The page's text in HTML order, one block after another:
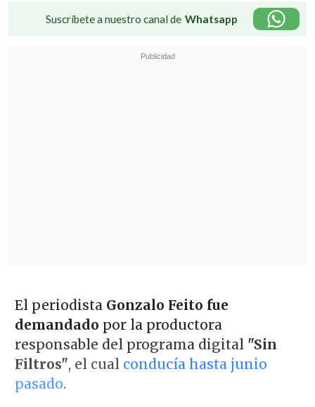
Suscríbete a nuestro canal de Whatsapp
El periodista Gonzalo Feito fue
demandado por la productora
responsable del programa digital "Sin
Filtros", el cual conducía hasta junio
pasado.